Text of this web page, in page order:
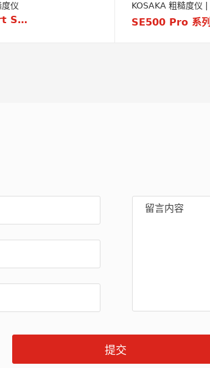
仪
KOSAKA Smart Surf SE500 Pro 系列